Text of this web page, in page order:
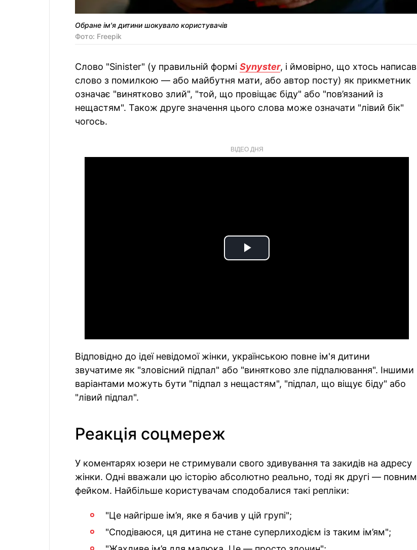
Обране ім'я дитини шокувало користувачів
Фото: Freepik
Слово "Sinister" (у правильній формі Synyster, і ймовірно, що хтось написав
слово з помилкою — або майбутня мати, або автор посту) як прикметник
означає "винятково злий", "той, що провіщає біду" або "пов’язаний із
нещастям". Також друге значення цього слова може означати "лівий бік"
чогось.
ВІДЕО ДНЯ
Play
Відповідно до ідеї невідомої жінки, українською повне ім'я дитини
звучатиме як "зловісний підпал" або "винятково зле підпалювання". Іншими
варіантами можуть бути "підпал з нещастям", "підпал, що віщує біду" або
"лівий підпал".
Реакція соцмереж
У коментарях юзери не стримували свого здивування та закидів на адресу
жінки. Одні вважали цю історію абсолютно реально, тоді як другі — повним
фейком. Найбільше користувачам сподобалися такі репліки:
"Це найгірше ім’я, яке я бачив у цій групі";
"Сподіваюся, ця дитина не стане суперлиходієм із таким ім’ям";